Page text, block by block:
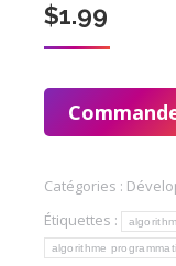
$1.99
Catégories :
Étiquettes :
algorithme